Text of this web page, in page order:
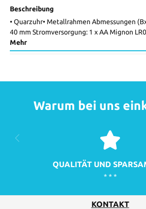
Beschreibung
• Quarzuhr• Metallrahmen Abmessungen
40 mm Stromversorgung: 1 x AA Mignon
Mehr
Warum bei uns
QUALITÄT UND
* * *
KONTAKT